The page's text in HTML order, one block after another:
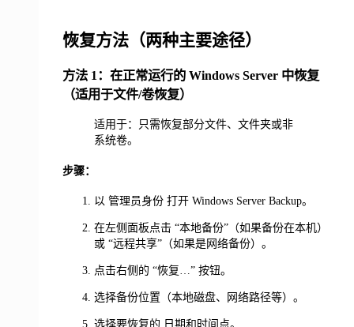
恢复方法（两种主要途径）
方法 1：在正常运行的 Windows Server 中恢复
（适用于文件/卷恢复）
适用于：只需恢复部分文件、文件夹或非
系统卷。
步骤：
以 管理员身份 打开 Windows Server Backup。
在左侧面板点击 “本地备份”（如果备份在本机）
或 “远程共享”（如果是网络备份）。
点击右侧的 “恢复…” 按钮。
选择备份位置（本地磁盘、网络路径等）。
选择要恢复的 日期和时间点。